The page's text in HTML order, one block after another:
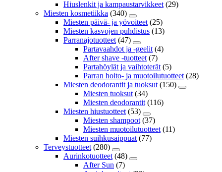
Hiuslenkit ja kampaustarvikkeet (29)
Miesten kosmetiikka (340)
Miesten päivä- ja yövoiteet (25)
Miesten kasvojen puhdistus (13)
Parranajotuotteet (47)
Partavaahdot ja -geelit (4)
After shave -tuotteet (7)
Partahöylät ja vaihtoterät (5)
Parran hoito- ja muotoilutuotteet (28)
Miesten deodorantit ja tuoksut (150)
Miesten tuoksut (34)
Miesten deodorantit (116)
Miesten hiustuotteet (53)
Miesten shampoot (37)
Miesten muotoilutuotteet (11)
Miesten suihkusaippuat (77)
Terveystuotteet (280)
Aurinkotuotteet (48)
After Sun (7)